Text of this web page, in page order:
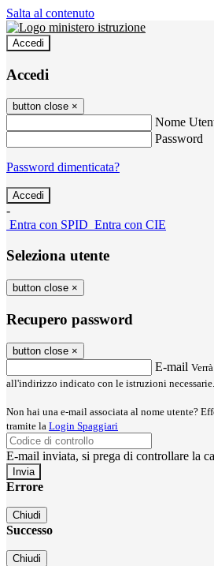
Salta al contenuto
Accedi
Accedi
button close ×
Nome
Password
Password dimenticata?
-
Entra con SPID Entra con CIE
Seleziona utente
button close ×
Recupero password
button close ×
E-mail
all'indirizzo indicato con le istruzioni necessarie.
Non hai una e-mail associata al nome utente?
tramite la Login Spaggiari
E-mail inviata, si prega di controllare la
Errore
Chiudi
Successo
Chiudi